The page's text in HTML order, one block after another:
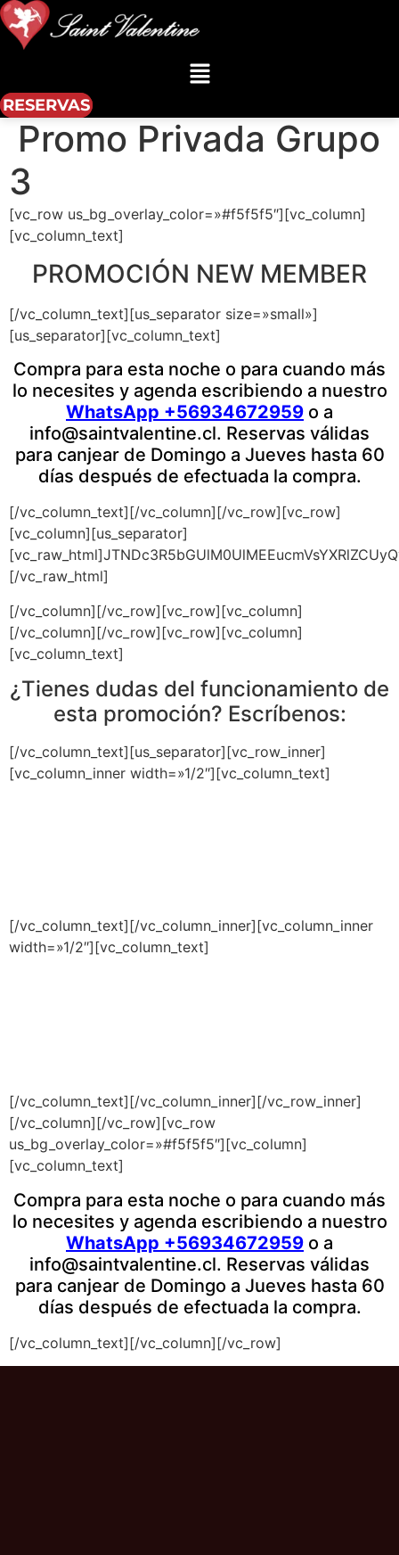
Menú
RESERVAS
Promo Privada Grupo
3
[vc_row us_bg_overlay_color=»#f5f5f5″][vc_column]
[vc_column_text]
PROMOCIÓN NEW MEMBER
[/vc_column_text][us_separator size=»small»]
[us_separator][vc_column_text]
Compra para esta noche o para cuando más
lo necesites y agenda escribiendo a nuestro
WhatsApp +56934672959 o a
info@saintvalentine.cl. Reservas válidas
para canjear de Domingo a Jueves hasta 60
días después de efectuada la compra.
[/vc_column_text][/vc_column][/vc_row][vc_row]
[vc_column][us_separator]
[/vc_raw_html]
[/vc_column][/vc_row][vc_row][vc_column]
[/vc_column][/vc_row][vc_row][vc_column]
[vc_column_text]
¿Tienes dudas del funcionamiento de
esta promoción? Escríbenos:
[/vc_column_text][us_separator][vc_row_inner]
[vc_column_inner width=»1/2″][vc_column_text]
[/vc_column_text][/vc_column_inner][vc_column_inner
width=»1/2″][vc_column_text]
[/vc_column_text][/vc_column_inner][/vc_row_inner]
[/vc_column][/vc_row][vc_row
us_bg_overlay_color=»#f5f5f5″][vc_column]
[vc_column_text]
Compra para esta noche o para cuando más
lo necesites y agenda escribiendo a nuestro
WhatsApp +56934672959 o a
info@saintvalentine.cl. Reservas válidas
para canjear de Domingo a Jueves hasta 60
días después de efectuada la compra.
[/vc_column_text][/vc_column][/vc_row]